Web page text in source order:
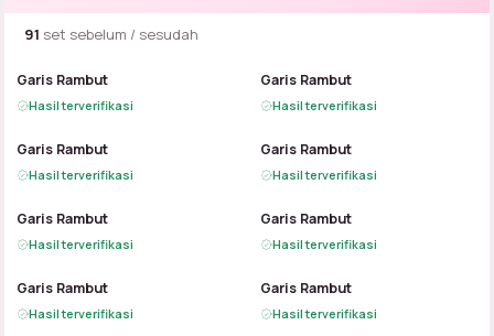
91 set sebelum / sesudah
B
Garis Rambut
Hasil terverifikasi
B
Garis Rambut
Hasil terverifikasi
B
Garis Rambut
Hasil terverifikasi
B
Garis Rambut
Hasil terverifikasi
B
Garis Rambut
Hasil terverifikasi
B
Garis Rambut
Hasil terverifikasi
B
Garis Rambut
Hasil terverifikasi
B
Garis Rambut
Hasil terverifikasi